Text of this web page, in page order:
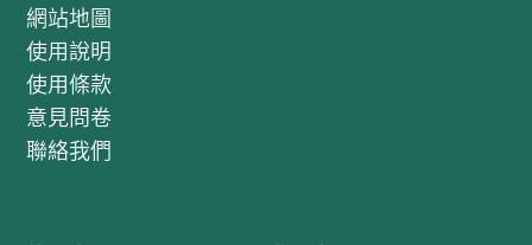
網站地圖
使用說明
使用條款
意見問卷
聯絡我們